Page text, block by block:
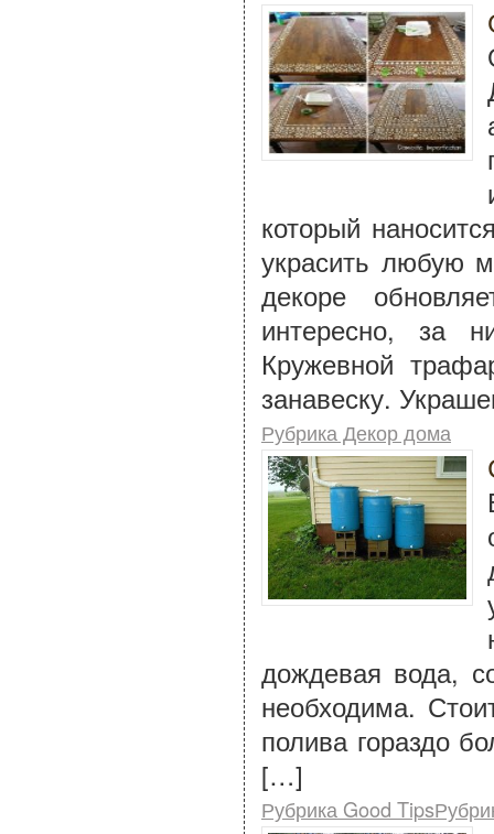
который
украсить любую
декоре
интересно, за
Кружевной
занавеску.
Рубрика Декор дома
дождевая вода,
необходима.
полива гораздо
[…]
Рубрика Good